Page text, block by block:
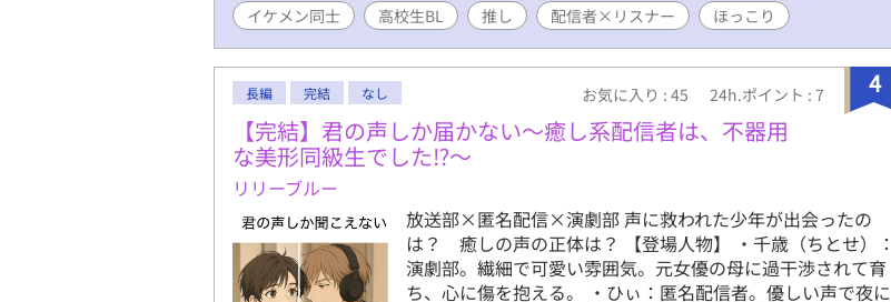
イケメン同士
高校生BL 推し 配信者×リスナー ほっこり
4
長編 完結 なし お気に入り : 45 24h.ポイント : 7
【完結】君の声しか届かない〜癒し系配信者は、不器用
な美形同級生でした⁉〜
リリーブルー
放送部×匿名配信×演劇部 声に救われた少年が出会ったの
は？ 癒しの声の正体は？ 【登場人物】 ・千歳（ちとせ）：
演劇部。繊細で可愛い雰囲気。元女優の母に過干渉されて育
ち、心に傷を抱える。 ・ひぃ：匿名配信者。優しい声で夜に